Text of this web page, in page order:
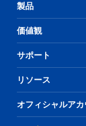
製品
価値観
サポート
リソース
オフィシャルアカ